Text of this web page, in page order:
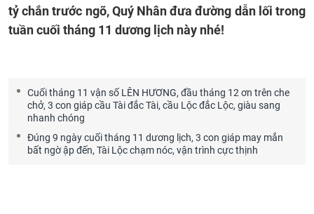
tỷ chắn trước ngõ, Quý Nhân đưa đường dẫn lối trong
tuần cuối tháng 11 dương lịch này nhé!
Cuối tháng 11 vận số LÊN HƯƠNG, đầu tháng 12 ơn trên che
chở, 3 con giáp cầu Tài đắc Tài, cầu Lộc đắc Lộc, giàu sang
nhanh chóng
Đúng 9 ngày cuối tháng 11 dương lịch, 3 con giáp may mắn
bất ngờ ập đến, Tài Lộc chạm nóc, vận trình cực thịnh